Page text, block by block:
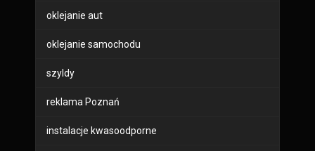
oklejanie aut
oklejanie samochodu
szyldy
reklama Poznań
instalacje kwasoodporne